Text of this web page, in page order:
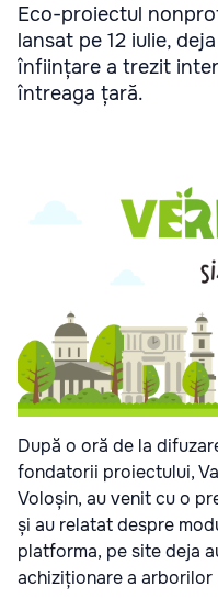
Eco-proiectul
lansat pe 12 iulie,
înființare a trezit
întreaga țară.
După o oră de la
fondatorii proiectului,
Voloșin, au venit cu o
și au relatat despre
platforma, pe site deja
achiziționare a arborilor